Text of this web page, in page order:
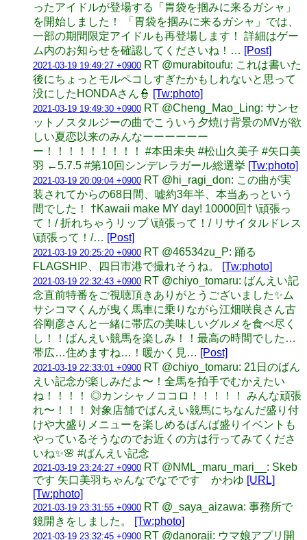
ったアイドルが登場する「胃袋を掴みに来るガシャ」
を開始しました！ 「胃袋を掴みに来るガシャ」では、
一部の期間限定アイドルも再登場します！ 詳細はゲー
ム内のお知らせを確認してくださいね！… [Post]
2021-03-19 19:49:27 +0900 RT @murabitoufu: これは書いた
後にちょっとモルペコしすぎたかもしれないと思って
没にしたHONDAさん👮 [Tw:photo]
2021-03-19 19:49:30 +0900 RT @Cheng_Mao_Ling: サンセ
ットノスタルジーの曲でこういう夕焼け背景のMVが欲
しい夏恋以来のみんなーーーーーー
ー！！！！！！！！！ #本田未央 #松山久美子 #矢口美
羽 ←5.7.5 #第10回シンデレラガール総選挙 [Tw:photo]
2021-03-19 20:09:04 +0900 RT @hi_ragi_don: この曲が実
装されてからの68日間、嘘約3年半、本当あっという
間でした！ †Kawaii make MY day! 10000回† \頑張っ
て！/ 折れちゃうリップ \頑張って！/ リサイタルドレス
\頑張って！/… [Post]
2021-03-19 20:25:20 +0900 RT @46534zu_P: 踊る
FLAGSHIP、四日市港で撮れそうね。
[Tw:photo]
2021-03-19 22:32:43 +0900 RT @chiyo_tomaru: ばんえい記
念直前特番をご視聴頂きありがとうございました✨ム
サシコマくんが曳く馬車に乗りながら江畑咲良さん古
谷剛彦さんと一緒に帯広の美味しいグルメを食べ尽く
し！！ばんえい競馬を楽しみ！！最高の時間でした…
帯広…住めますね…！暖かく見… [Post]
2021-03-19 22:33:01 +0900 RT @chiyo_tomaru: 21日のばん
えい記念が楽しみだよ〜！全馬を拍手でむかえたい
ね！！！！ ◎カンシャノココロ！！！！！ みんな頑張
れ〜！！！ 対象店舗でばんえい競馬にちなんだ盛り付
けや大盛りメニューを楽しめるばんば盛りイベントも
やっているそうなのでお近くの方は行ってみてくださ
いね✨🌸 #ばんえい記念
2021-03-19 23:24:27 +0900 RT @NML_maru_mari__: Skeb
です 矢口美羽ちゃんなでなでです かわゆ [URL]
[Tw:photo]
2021-03-19 23:31:55 +0900 RT @_saya_aizawa: 事務所で
鏡開きをしました。
[Tw:photo]
2021-03-19 23:32:45 +0900 RT @danoraji: ウマ娘アプリ開